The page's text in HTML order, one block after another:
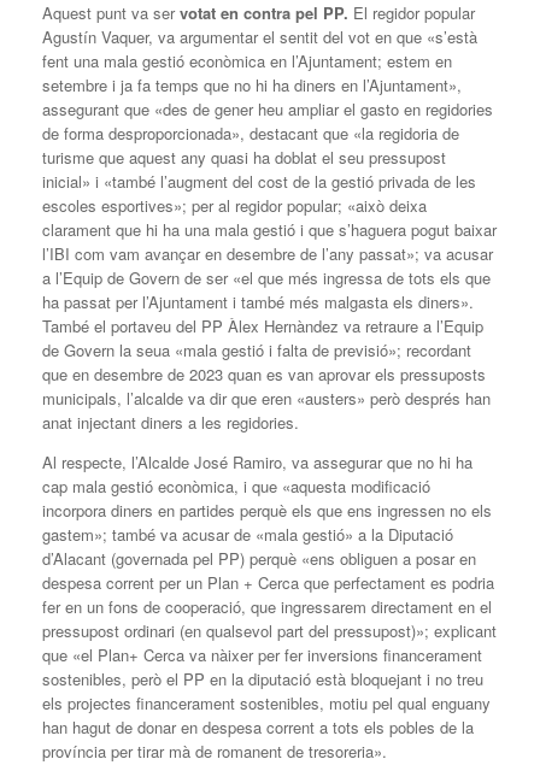
Aquest punt va servotat en contra pel PP. El regidor popular
Agustín Vaquer, va argumentar el sentit del vot en que «s’està
fent una mala gestió econòmica en l’Ajuntament; estem en
setembre i ja fa temps que no hi ha diners en l’Ajuntament»,
assegurant que «des de gener heu ampliar el gasto en regidories
de forma desproporcionada», destacant que «la regidoria de
turisme que aquest any quasi ha doblat el seu pressupost
inicial» i «també l’augment del cost de la gestió privada de les
escoles esportives»; per al regidor popular; «això deixa
clarament que hi ha una mala gestió i que s’haguera pogut baixar
l’IBI com vam avançar en desembre de l’any passat»; va acusar
a l’Equip de Govern de ser «el que més ingressa de tots els que
ha passat per l’Ajuntament i també més malgasta els diners».
També el portaveu del PP Àlex Hernàndez va retraure a l’Equip
de Govern la seua «mala gestió i falta de previsió»; recordant
que en desembre de 2023 quan es van aprovar els pressuposts
municipals, l’alcalde va dir que eren «austers» però després han
anat injectant diners a les regidories.
Al respecte, l’Alcalde José Ramiro, va assegurar que no hi ha
cap mala gestió econòmica, i que «aquesta modificació
incorpora diners en partides perquè els que ens ingressen no els
gastem»; també va acusar de «mala gestió» a la Diputació
d’Alacant (governada pel PP) perquè «ens obliguen a posar en
despesa corrent per un Plan + Cerca que perfectament es podria
fer en un fons de cooperació, que ingressarem directament en el
pressupost ordinari (en qualsevol part del pressupost)»; explicant
que «el Plan+ Cerca va nàixer per fer inversions financerament
sostenibles, però el PP en la diputació està bloquejant i no treu
els projectes financerament sostenibles, motiu pel qual enguany
han hagut de donar en despesa corrent a tots els pobles de la
província per tirar mà de romanent de tresoreria».